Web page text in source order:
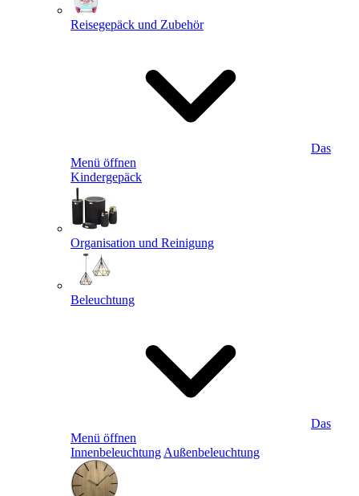
Reisegepäck und Zubehör
Das
Menü öffnen
Kindergepäck
Organisation und Reinigung
Beleuchtung
Das
Menü öffnen
Innenbeleuchtung Außenbeleuchtung